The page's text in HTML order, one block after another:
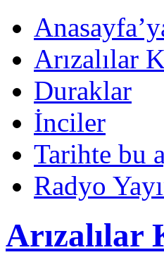
Arızalılar
Duraklar
İnciler
Tarihte bu
Radyo
Arızalılar